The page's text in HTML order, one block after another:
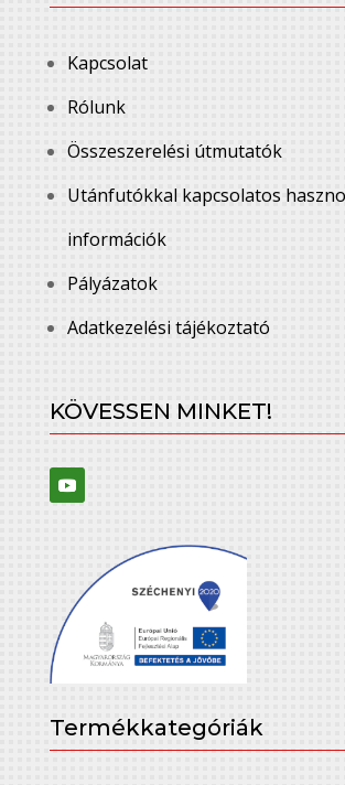
Kapcsolat
Rólunk
Összeszerelési útmutatók
Utánfutókkal kapcsolatos
információk
Pályázatok
Adatkezelési tájékoztató
KÖVESSEN MINKET!
Termékkategóriák